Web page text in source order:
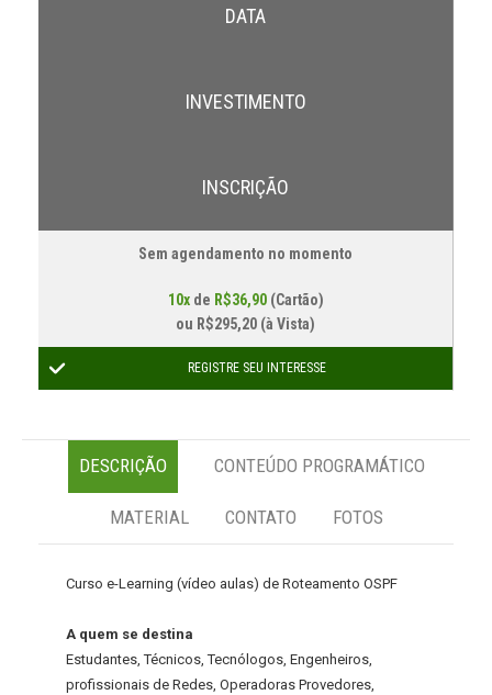
DATA
INVESTIMENTO
INSCRIÇÃO
Sem agendamento no momento
10xde R$36,90(Cartão)
ou R$295,20 (à Vista)
REGISTRE SEU INTERESSE
DESCRIÇÃO CONTEÚDO PROGRAMÁTICO
MATERIAL CONTATO FOTOS
Curso e-Learning (vídeo aulas) de Roteamento OSPF
A quem se destina
Estudantes, Técnicos, Tecnólogos, Engenheiros,
profissionais de Redes, Operadoras Provedores,